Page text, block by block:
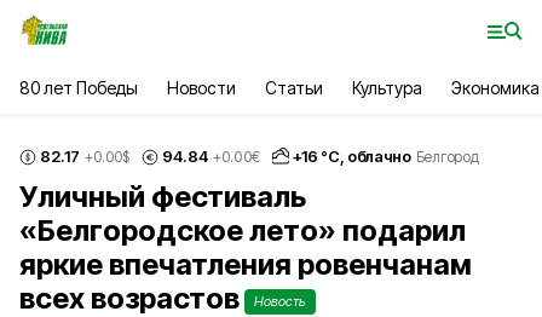
80 лет Победы Новости Статьи Культура Экономика
82.17 +0.00$ 94.84 +0.00€ +16 °С, облачно Белгород
Уличный фестиваль
«Белгородское лето» подарил
яркие впечатления ровенчанам
всех возрастов
Новость